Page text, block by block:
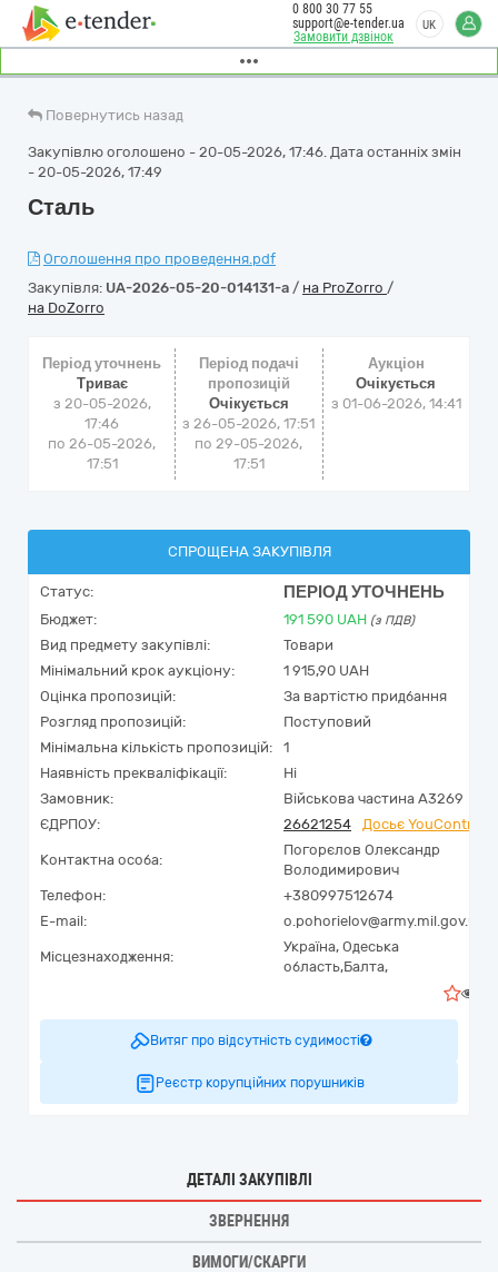
Замовити дзвінок
0 800 30 77 55
support@e-tender.ua
UK
Повернутись назад
Закупівлю оголошено - 20-05-2026, 17:46. Дата останніх змін
- 20-05-2026, 17:49
Сталь
Оголошення про проведення.pdf
Закупівля: UA-2026-05-20-014131-a / на ProZorro /
на DoZorro
Період уточнень
Триває
з 20-05-2026,
17:46
по 26-05-2026,
17:51
Період подачі
пропозицій
Очікується
з 26-05-2026, 17:51
по 29-05-2026,
17:51
Аукціон
Очікується
з 01-06-2026, 14:41
СПРОЩЕНА ЗАКУПІВЛЯ
Статус: ПЕРІОД УТОЧНЕНЬ
Бюджет: 191 590 UAH (з ПДВ)
Вид предмету закупівлі:
Товари
Мінімальний крок аукціону:
1 915,90 UAH
Оцінка пропозицій:
За вартістю придбання
Розгляд пропозицій:
Поступовий
Мінімальна кількість пропозицій:
1
Наявність прекваліфікації:
Ні
Замовник:
Військова частина А3269
ЄДРПОУ:
26621254 Досьє YouControl
Контактна особа:
Погорєлов Олександр
Володимирович
Телефон:
+380997512674
E-mail:
o.pohorielov@army.mil.gov.ua
Місцезнаходження:
Україна, Одеська
область,Балта,
Витяг про відсутність судимості
Реєстр корупційних порушників
ДЕТАЛІ ЗАКУПІВЛІ
ЗВЕРНЕННЯ
ВИМОГИ/СКАРГИ